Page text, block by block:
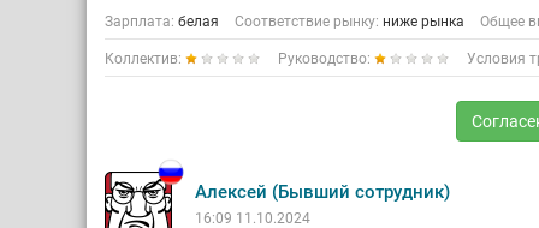
Зарплата: белая Соответствие рынку: ниже рынка Общее
Коллектив: Руководство: Условия
Алексей (Бывший сотрудник)
16:09 11.10.2024